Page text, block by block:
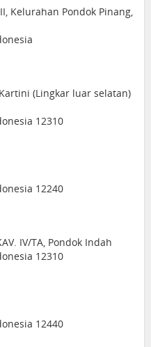
Kelurahan Pondok Pinang,
(Lingkar luar selatan)
12310
12240
IV/TA, Pondok Indah
12310
12440